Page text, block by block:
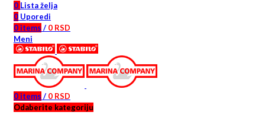
0 Lista želja
0 Uporedi
0items / 0 RSD
Meni
0items / 0 RSD
Odaberite kategoriju